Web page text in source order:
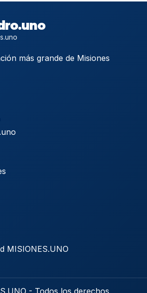
más grande de Misiones
MISIONES.UNO
- Todos los derechos